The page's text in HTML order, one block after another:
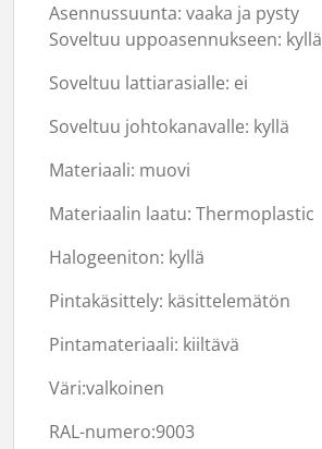
Asennussuunta: vaaka ja pysty
Soveltuu uppoasennukseen: kyllä
Soveltuu lattiarasialle: ei
Soveltuu johtokanavalle: kyllä
Materiaali: muovi
Materiaalin laatu: Thermoplastic
Halogeeniton: kyllä
Pintakäsittely: käsittelemätön
Pintamateriaali: kiiltävä
Väri:valkoinen
RAL-numero:9003